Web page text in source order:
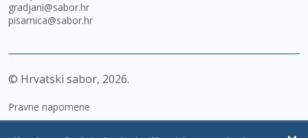
gradjani@sabor.hr
pisarnica@sabor.hr
© Hrvatski sabor, 2026
Pravne napomene